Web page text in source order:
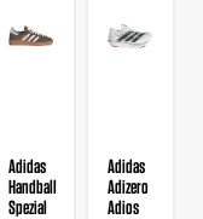
Adidas
Handball
Spezial
Adidas
Adizero
Adios